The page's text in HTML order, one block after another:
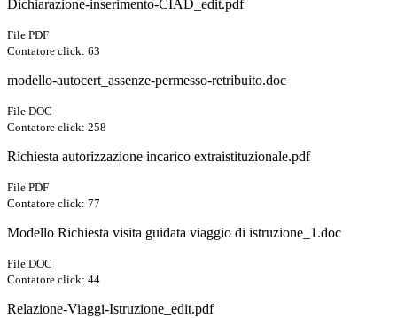
Dichiarazione-inserimento-CIAD_edit.pdf
File PDF
Contatore click: 63
modello-autocert_assenze-permesso-retribuito.doc
File DOC
Contatore click: 258
Richiesta autorizzazione incarico extraistituzionale.pdf
File PDF
Contatore click: 77
Modello Richiesta visita guidata viaggio di istruzione_1.doc
File DOC
Contatore click: 44
Relazione-Viaggi-Istruzione_edit.pdf